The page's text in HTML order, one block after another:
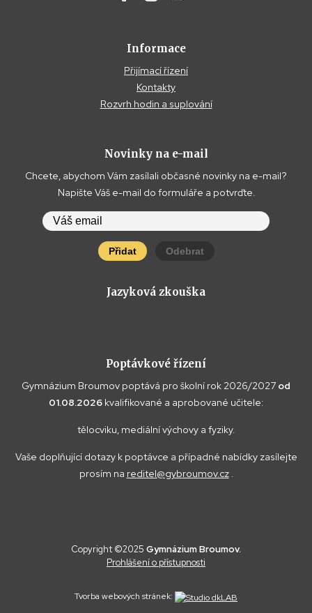
Informace
Přijímací řízení
Kontakty
Rozvrh hodin a suplování
Novinky na e-mail
Chcete, abychom Vám zasílali občasné novinky na e-mail?
Napište Váš e-mail do formuláře a potvrďte.
Přidat Odebrat
Jazyková zkouška
Poptávkové řízení
Gymnázium Broumov poptává pro školní rok 2026/2027 od
01.08.2026 kvalifikované a aprobované učitele:
tělocviku, mediální výchovy a fyziky.
Vaše doplňující dotazy k poptávce a případné nabídky zasílejte
prosím na reditel@gybroumov.cz.
Tvorba webových stránek:
Copyright ©2025 Gymnázium Broumov.
Prohlášení o přístupnosti